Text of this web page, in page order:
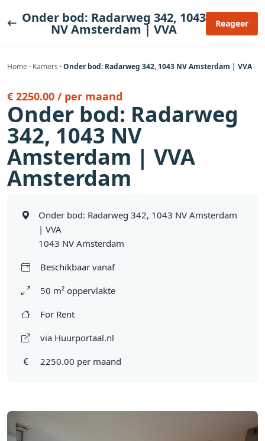
naar Onder bod: Radarweg 342, 1043
NV Amsterdam | VVA Reageer
Home · Kamers ·Onder bod: Radarweg 342, 1043 NV Amsterdam | VVA
€ 2250.00 / per maand
Onder bod: Radarweg
342, 1043 NV
Amsterdam | VVA
Amsterdam
Onder bod: Radarweg 342, 1043 NV Amsterdam
| VVA
1043 NV Amsterdam
Beschikbaar vanaf
50 m² oppervlakte
For Rent
via Huurportaal.nl
2250.00 per maand